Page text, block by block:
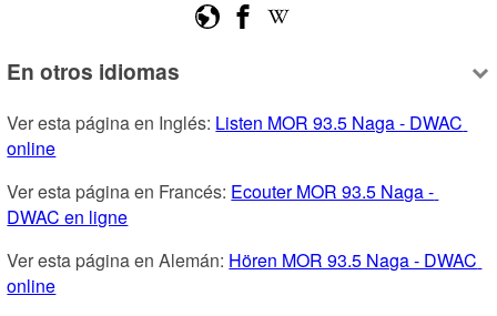
En otros idiomas
Ver esta página en Inglés: Listen MOR 93.5 Naga - DWAC
online
Ver esta página en Francés: Ecouter MOR 93.5 Naga -
DWAC en ligne
Ver esta página en Alemán: Hören MOR 93.5 Naga - DWAC
online